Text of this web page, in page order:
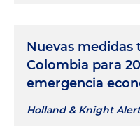
Nuevas medidas
Colombia para
emergencia
Holland & Knight Alert